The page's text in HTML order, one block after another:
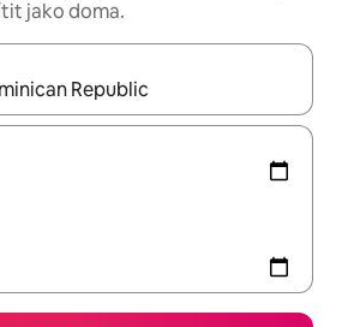
jako doma.
dispozici, můžeš si je procházet pomocí